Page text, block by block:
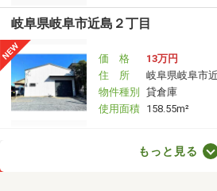
岐阜県岐阜市近島２丁目
価 格
13万円
住 所
岐阜県岐阜市
物件種別
貸倉庫
使用面積 158.55m²
岐阜県各務原市鵜沼羽場町７丁目
もっと見る